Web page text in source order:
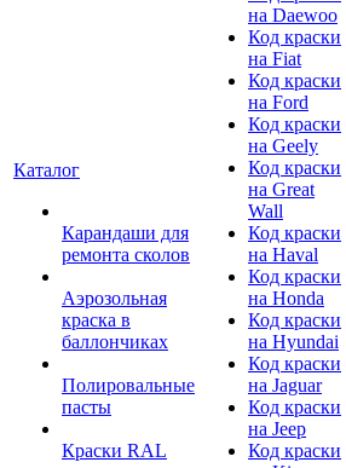
Каталог
Карандаши для
ремонта сколов
Аэрозольная
краска в
баллончиках
Полировальные
пасты
Краски RAL
на Daewoo
Код краски
на Fiat
Код краски
на Ford
Код краски
на Geely
Код краски
на Great
Wall
Код краски
на Haval
Код краски
на Honda
Код краски
на Hyundai
Код краски
на Jaguar
Код краски
на Jeep
Код краски